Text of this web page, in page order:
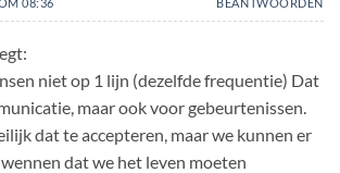
08:36 BEANTWOORDEN
niet op 1 lijn (dezelfde frequentie) Dat
maar ook voor gebeurtenissen.
dat te accepteren, maar we kunnen er
dat we het leven moeten